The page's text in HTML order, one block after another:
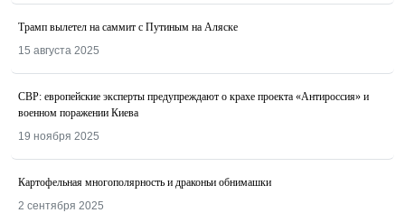
Трамп вылетел на саммит с Путиным на Аляске
15 августа 2025
СВР: европейские эксперты предупреждают о крахе проекта «Антироссия» и
военном поражении Киева
19 ноября 2025
Картофельная многополярность и драконьи обнимашки
2 сентября 2025